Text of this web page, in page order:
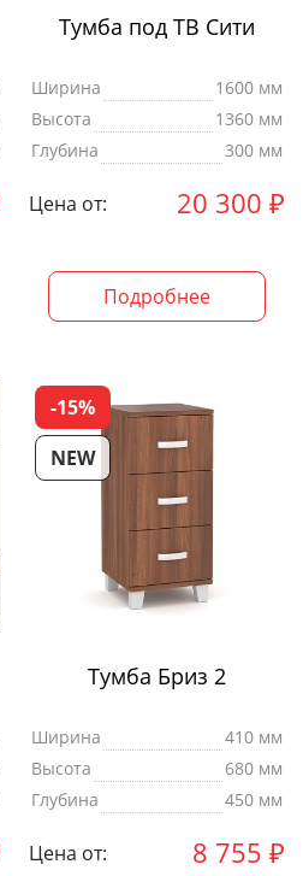
Тумба под ТВ Сити
Ширина
1600 мм
Высота
1360 мм
Глубина
300 мм
Цена от: 20 300 ₽
Подробнее
-15%
NEW
Тумба Бриз 2
Ширина
410 мм
Высота
680 мм
Глубина
450 мм
Цена от: 8 755 ₽